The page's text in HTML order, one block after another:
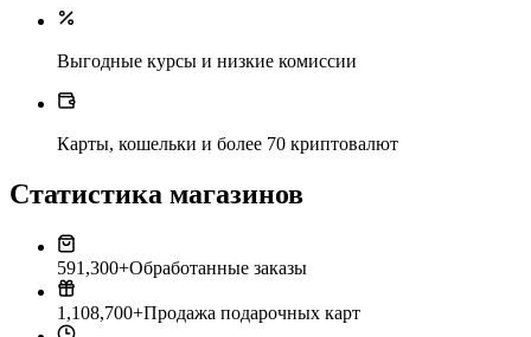
Выгодные курсы и низкие комиссии
Карты, кошельки и более 70 криптовалют
Статистика магазинов
591,300+Обработанные заказы
1,108,700+Продажа подарочных карт